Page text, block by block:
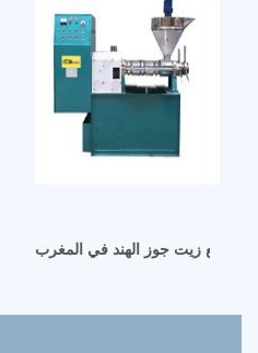
آلات استخلاص
صنع زيت جوز الهند في المغرب